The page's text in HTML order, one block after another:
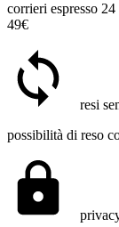
corrieri espresso
49€
resi
possibilità di reso